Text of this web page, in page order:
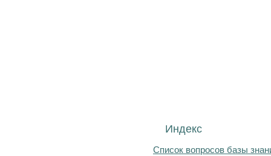
Индекс
Список вопросов базы